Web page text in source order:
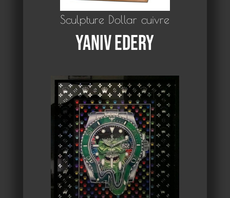
Sculpture Dollar cuivre
Yaniv Edery